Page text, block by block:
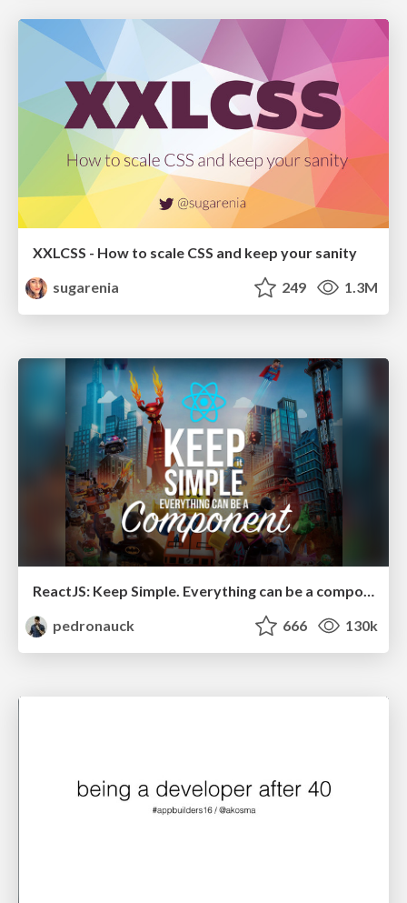
XXLCSS - How to scale CSS and keep your sanity
sugarenia
249 1.3M
ReactJS: Keep Simple. Everything can be a component!
pedronauck
666 130k